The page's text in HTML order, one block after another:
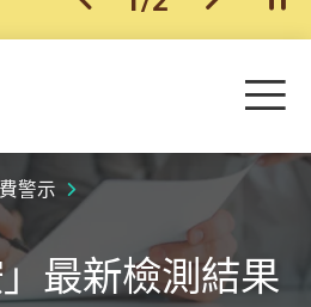
開
目
警示
」最新檢測結果